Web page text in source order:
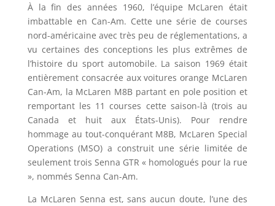
À la fin des années 1960, l’équipe McLaren était
imbattable en Can-Am. Cette une série de courses
nord-américaine avec très peu de réglementations, a
vu certaines des conceptions les plus extrêmes de
l’histoire du sport automobile. La saison 1969 était
entièrement consacrée aux voitures orange McLaren
Can-Am, la McLaren M8B partant en pole position et
remportant les 11 courses cette saison-là (trois au
Canada et huit aux États-Unis). Pour rendre
hommage au tout-conquérant M8B, McLaren Special
Operations (MSO) a construit une série limitée de
seulement trois Senna GTR « homologués pour la rue
», nommés Senna Can-Am.
La McLaren Senna est, sans aucun doute, l’une des